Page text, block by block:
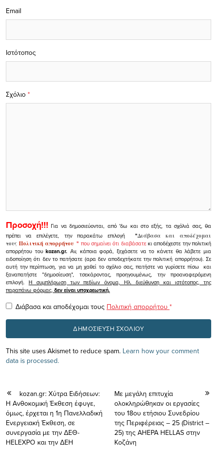
Σχόλιο *
Email
Ιστότοπος
Προσοχή!!! Για να δημοσιεύονται, από 'δω και στο εξής, τα σχόλιά σας, θα
πρέπει να επιλέγετε, την παρακάτω επιλογή
"Διάβασα και αποδέχομαι
τουςΠολιτική απορρήτου" που σημαίνει ότι διαβάσατεκι αποδέχεστε την πολιτική
απορρήτου τουkozan.gr. Αν, κάποια φορά, ξεχάσετε να το κάνετε θα λάβετε μια
ειδοποίηση ότι δεν το πατήσατε (αρα δεν αποδεχτήκατε την πολιτική απορρήτου). Σε
αυτή την περίπτωση, για να μη χαθεί το σχόλιο σας, πατήστε να γυρίσετε πίσω και
ξαναπατήστε "δημοσίευση", τσεκάροντας, προηγουμένως, την προαναφερόμενη
επιλογή.Η συμπλήρωση των πεδίων όνομα, Ηλ. διεύθυνση και ιστότοπος, της
παραπάνω φόρμας, δεν είναι υποχρεωτική.
Διάβασα και αποδέχομαι τους Πολιτική απορρήτου *
This site uses Akismet to reduce spam. Learn how your comment
data is processed.
kozan.gr: Χύτρα Ειδήσεων:
Η Ανθοκομική Έκθεση έφυγε,
όμως, έρχεται η 1η Πανελλαδική
Ενεργειακή Έκθεση, σε
συνεργασία με την ΔΕΘ-
HELEXPO και την ΔΕΗ
Με μεγάλη επιτυχία
ολοκληρώθηκαν οι εργασίες
του 18ου ετήσιου Συνεδρίου
της Περιφέρειας – 25 (District –
25) της AHEPA HELLAS στην
Κοζάνη